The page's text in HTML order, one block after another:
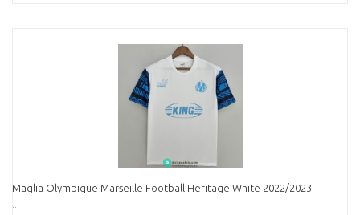
Maglia Olympique Marseille Football Heritage White 2022/2023